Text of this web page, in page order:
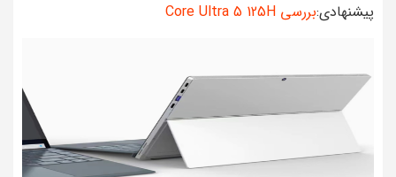
پیشنهادی:بررسی Core Ultra 5 125H